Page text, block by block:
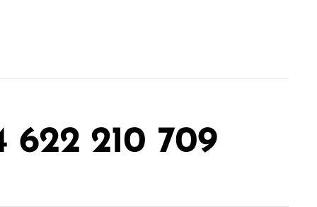
622 210 709